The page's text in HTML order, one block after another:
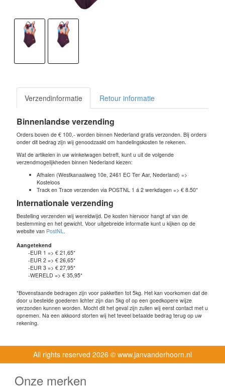
Verzendinformatie Retour informatie
Binnenlandse verzending
Orders boven de € 100,- worden binnen Nederland gratis verzonden. Bij orders
onder dit bedrag zijn wij genoodzaakt om handelingskosten te rekenen.
Wat de artikelen in uw winkelwagen betreft, kunt u uit de volgende
verzendmogelijkheden binnen Nederland kiezen:
Afhalen (Westkanaalweg 10e, 2461 EC Ter Aar, Nederland) =>
Kosteloos
Track en Trace verzenden via POSTNL 1 á 2 werkdagen => € 8.50*
Internationale verzending
Bestelling verzenden wij wereldwijd. De kosten hiervoor hangt af van de
bestemming en het gewicht. Voor uitgebreide informatie kunt u kijken op de
website van PostNL
Aangetekend
-EUR 1 => € 21,65*
-EUR 2 => € 26,65*
-EUR 3 => € 27,95*
-WERELD => € 35,95*
*Bovenstaande bedragen zijn voor pakketten tot 5kg. Het kan voorkomen dat de
door u bestelde goederen lichter zijn dan 5kg of op een goedkopere wijze
verzonden kunnen worden. Mocht dit het geval zijn zullen wij eerst contact met u
opnemen. Na een akkoord storten wij het teveel betaalde bedrag terug op uw
rekening.
All rights reserved 2026 © www.janvanderhoorn.nl
Onze merken